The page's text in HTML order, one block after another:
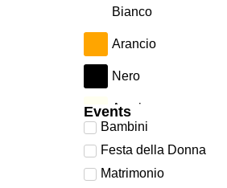
Bianco
Arancio
Nero
Avorio
Azzurro
Events
Bambini
Festa della Donna
Matrimonio